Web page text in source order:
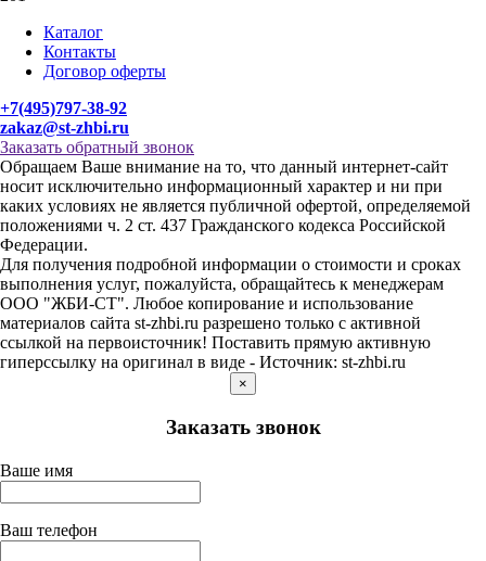
Каталог
Контакты
Договор оферты
+7(495)797-38-92
zakaz@st-zhbi.ru
Заказать обратный звонок
Обращаем Ваше внимание на то, что данный интернет-сайт
носит исключительно информационный характер и ни при
каких условиях не является публичной офертой, определяемой
положениями ч. 2 ст. 437 Гражданского кодекса Российской
Федерации.
Для получения подробной информации о стоимости и сроках
выполнения услуг, пожалуйста, обращайтесь к менеджерам
ООО "ЖБИ-СТ". Любое копирование и использование
материалов сайта st-zhbi.ru разрешено только с активной
ссылкой на первоисточник! Поставить прямую активную
гиперссылку на оригинал в виде - Источник: st-zhbi.ru
×
Заказать звонок
Ваше имя
Ваш телефон